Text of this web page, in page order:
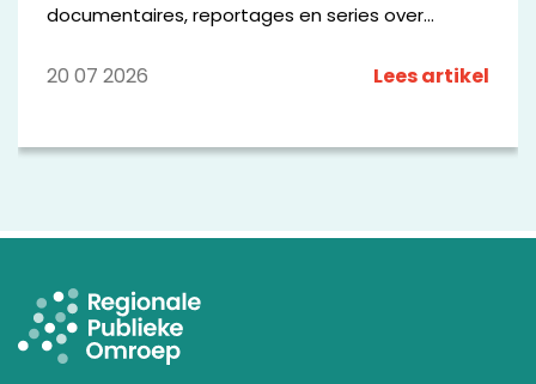
documentaires, reportages en series over
zetten een aantal opvallende programma's op
20 07 2026 Lees artikel